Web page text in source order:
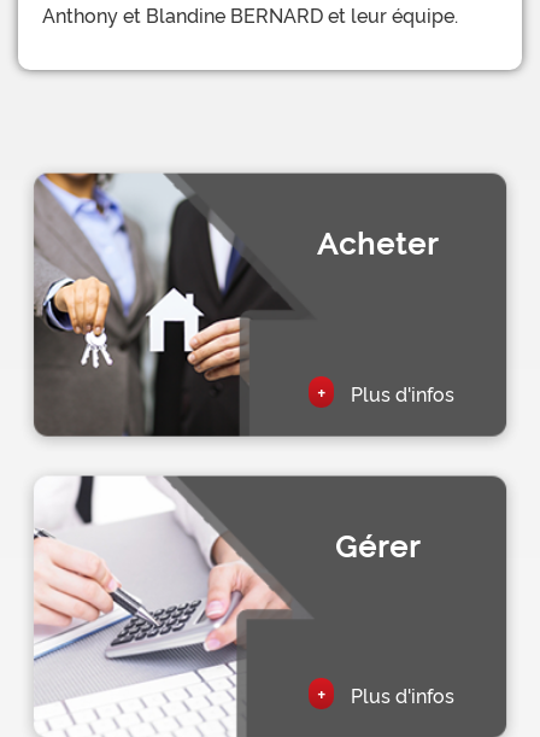
Anthony et Blandine BERNARD et leur équipe.
Acheter
+ Plus d'infos
Gérer
+ Plus d'infos